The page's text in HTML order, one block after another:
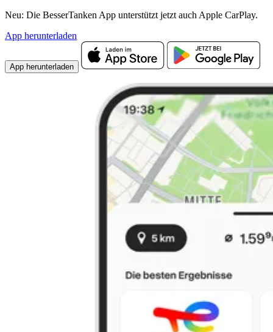
Neu: Die BesserTanken App unterstützt jetzt auch Apple CarPlay.
App herunterladen
App herunterladen